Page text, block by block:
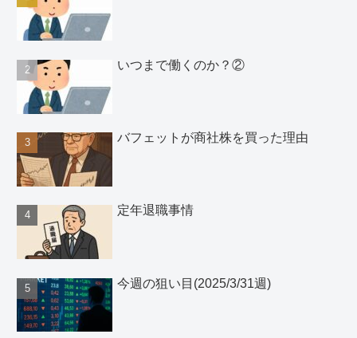
いつまで働くのか？②
バフェットが商社株を買った理由
定年退職事情
今週の狙い目(2025/3/31週)